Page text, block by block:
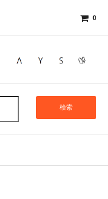
0
検索